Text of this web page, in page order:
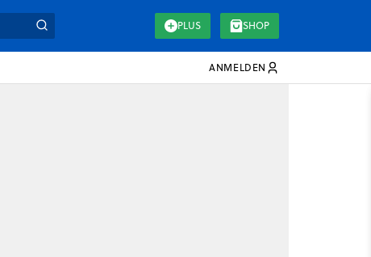
PLUS SHOP
ANMELDEN